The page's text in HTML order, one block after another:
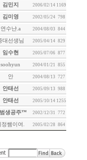
김민지 2006/02/14 1169
김미영 2002/05/24 798
연수냔.a 2004/08/03 844
대선생님 2005/04/14 829
임수현 2005/07/06 877
soohyun 2004/01/21 855
안 2004/08/13 727
안태선 2005/09/13 988
안태선 2005/10/14 1255
생공주™ 2002/12/31 772
정쌤이여. 2005/02/28 864